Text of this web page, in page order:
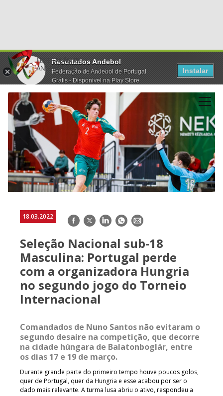
Resultados Andebol
Federação de Andebol de Portugal
Grátis - Disponivel na Play Store
Instalar
18.03.2022 Facebook
TwitterLinkedInWhatsApp
E-
Seleção Nacional sub-18
Masculina: Portugal perde
com a organizadora Hungria
no segundo jogo do Torneio
Internacional
Comandados de Nuno Santos não evitaram o
segundo desaire na competição, que decorre
na cidade húngara de Balatonboglár, entre
os dias 17 e 19 de março.
Durante grande parte do primeiro tempo houve poucos golos,
quer de Portugal, quer da Hungria e esse acabou por ser o
dado mais relevante. A turma lusa abriu o ativo, respondeu a